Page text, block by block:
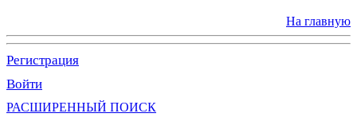
На главную
Регистрация
Войти
РАСШИРЕННЫЙ ПОИСК